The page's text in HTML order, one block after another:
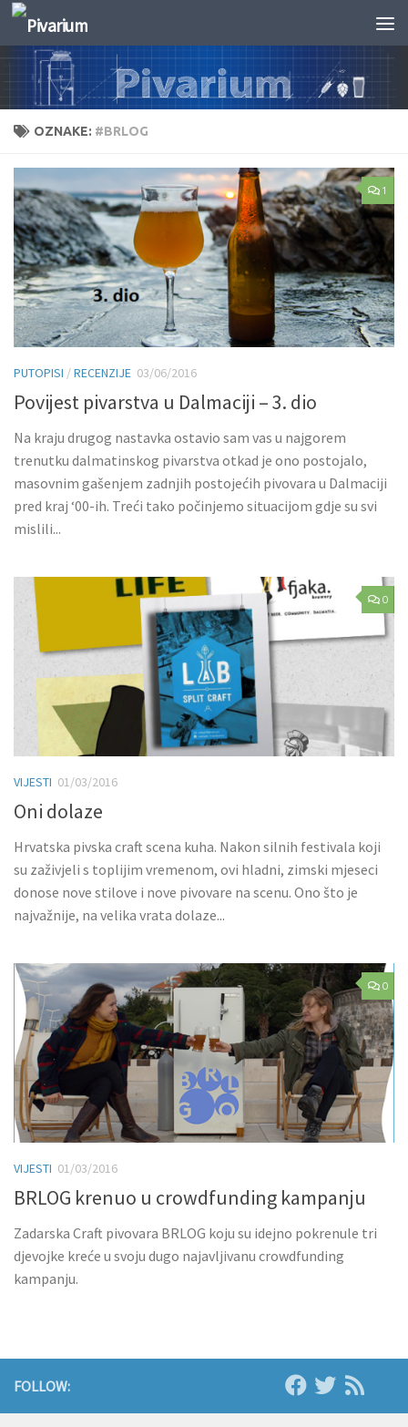
Skip to content
OZNAKE: #BRLOG
1
PUTOPISI /RECENZIJE 03/06/2016
Povijest pivarstva u Dalmaciji – 3. dio
Na kraju drugog nastavka ostavio sam vas u najgorem
trenutku dalmatinskog pivarstva otkad je ono postojalo,
masovnim gašenjem zadnjih postojećih pivovara u Dalmaciji
pred kraj ‘00-ih. Treći tako počinjemo situacijom gdje su svi
mislili...
0
VIJESTI 01/03/2016
Oni dolaze
Hrvatska pivska craft scena kuha. Nakon silnih festivala koji
su zaživjeli s toplijim vremenom, ovi hladni, zimski mjeseci
donose nove stilove i nove pivovare na scenu. Ono što je
najvažnije, na velika vrata dolaze...
0
VIJESTI 01/03/2016
BRLOG krenuo u crowdfunding kampanju
Zadarska Craft pivovara BRLOG koju su idejno pokrenule tri
djevojke kreće u svoju dugo najavljivanu crowdfunding
kampanju.
FOLLOW: